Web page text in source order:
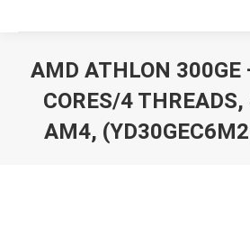
AMD ATHLON
CORES/4
AM4,